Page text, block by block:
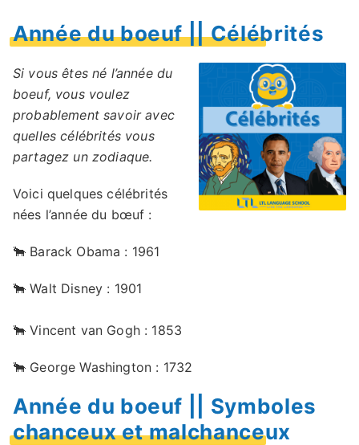
Année du boeuf || Célébrités
Si vous êtes né l’année du
boeuf, vous voulez
probablement savoir avec
quelles célébrités vous
partagez un zodiaque.
Voici quelques célébrités
nées l’année du bœuf :
🐂 Barack Obama : 1961
🐂 Walt Disney : 1901
🐂 Vincent van Gogh : 1853
🐂 George Washington : 1732
Année du boeuf || Symboles
chanceux et malchanceux